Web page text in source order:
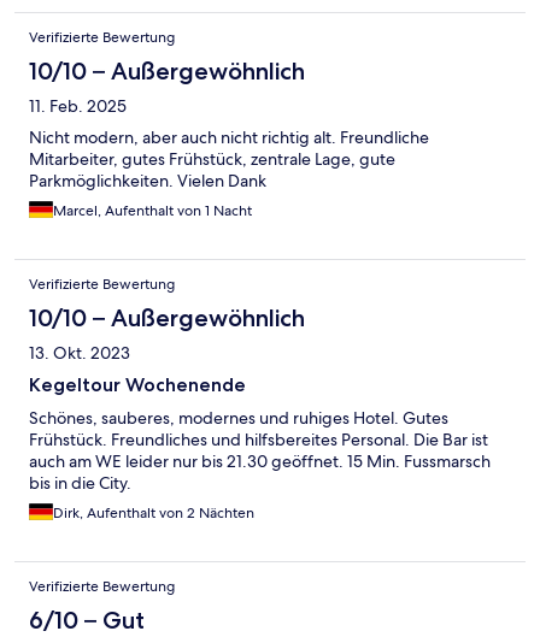
Verifizierte Bewertung
10/10 – Außergewöhnlich
11. Feb. 2025
Nicht modern, aber auch nicht richtig alt. Freundliche
Mitarbeiter, gutes Frühstück, zentrale Lage, gute
Parkmöglichkeiten. Vielen Dank
Marcel, Aufenthalt von 1 Nacht
Verifizierte Bewertung
10/10 – Außergewöhnlich
13. Okt. 2023
Kegeltour Wochenende
Schönes, sauberes, modernes und ruhiges Hotel. Gutes
Frühstück. Freundliches und hilfsbereites Personal. Die Bar ist
auch am WE leider nur bis 21.30 geöffnet. 15 Min. Fussmarsch
bis in die City.
Dirk, Aufenthalt von 2 Nächten
Verifizierte Bewertung
6/10 – Gut